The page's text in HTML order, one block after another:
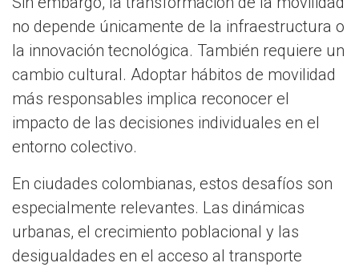
no depende únicamente de la infraestructura o
la innovación tecnológica. También requiere un
cambio cultural. Adoptar hábitos de movilidad
más responsables implica reconocer el
impacto de las decisiones individuales en el
entorno colectivo.
En ciudades colombianas, estos desafíos son
especialmente relevantes. Las dinámicas
urbanas, el crecimiento poblacional y las
desigualdades en el acceso al transporte